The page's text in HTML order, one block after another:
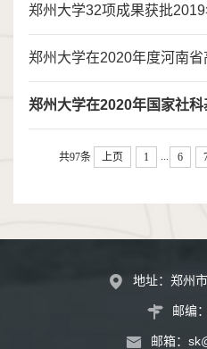
共97条 上页 1 6
地址：郑州
邮编
邮箱：